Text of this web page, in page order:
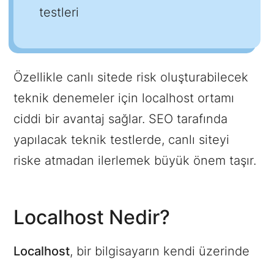
testleri
Özellikle canlı sitede risk oluşturabilecek
teknik denemeler için localhost ortamı
ciddi bir avantaj sağlar. SEO tarafında
yapılacak teknik testlerde, canlı siteyi
riske atmadan ilerlemek büyük önem taşır.
Localhost Nedir?
Localhost, bir bilgisayarın kendi üzerinde